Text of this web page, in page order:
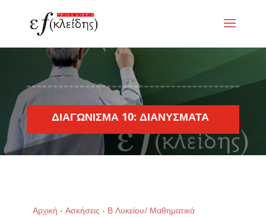
ΔΙΑΓΏΝΙΣΜΑ 10: ΔΙΑΝΎΣΜΑΤΑ
Αρχική - Ασκήσεις - Β Λυκείου/ Μαθηματικά